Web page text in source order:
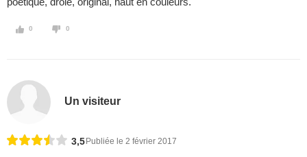
0 0
Un visiteur
3,5 Publiée le 2 février 2017